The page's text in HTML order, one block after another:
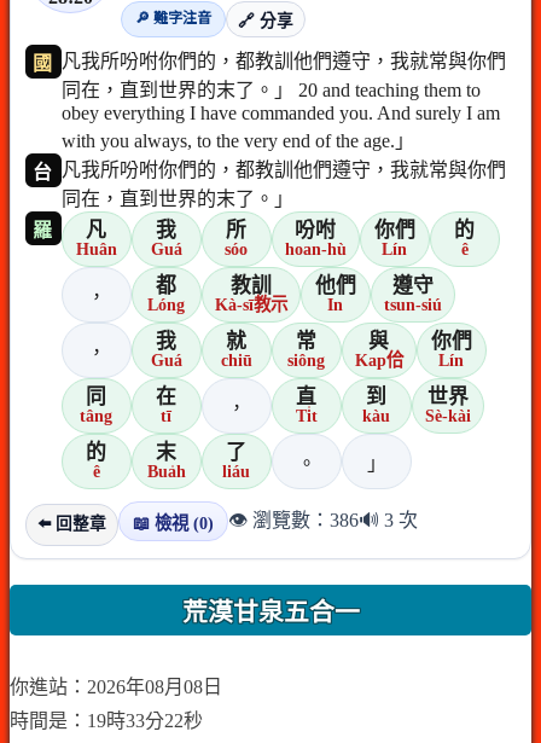
🔎 難字注音
🔗 分享
國
凡我所吩咐你們的，都教訓他們遵守，我就常與你們
同在，直到世界的末了。」 20 and teaching them to
obey everything I have commanded you. And surely I am
with you always, to the very end of the age.」
台 凡我所吩咐你們的，都教訓他們遵守，我就常與你們
同在，直到世界的末了。」
羅
凡
Huân
我
Guá
所
sóo
吩咐
hoan-hù
你們
Lín
的
ê
， 都
Lóng
教訓
Kà-sī教示
他們
In
遵守
tsun-siú
， 我
Guá
就
chiū
常
siông
與
Kap佮
你們
Lín
同
tâng
在
tī ， 直
Ti̍t
到
kàu
世界
Sè-kài
的
ê
末
Bua̍h
了
liáu 。 」
⬅️ 回整章 📖 檢視 (0) 👁️ 瀏覽數：386🔊 3 次
荒漠甘泉五合一
你進站：2026年08月08日
時間是：19時33分22秒